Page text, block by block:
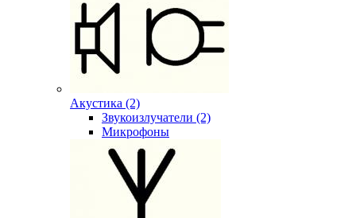
Акустика (2)
Звукоизлучатели (2)
Микрофоны